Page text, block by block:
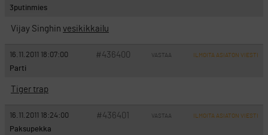
3putinmies
Vijay Singhin vesikikkailu
16.11.2011 18:07:00 #436400 VASTAA ILMOITA ASIATON VIESTI
Parti
Tiger trap
16.11.2011 18:24:00 #436401 VASTAA ILMOITA ASIATON VIESTI
Paksupekka